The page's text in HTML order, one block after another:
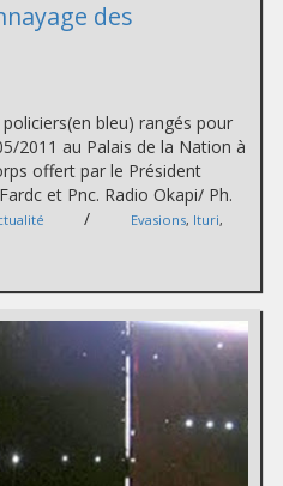
des
bleu) rangés pour
2011 au Palais de la Nation à
offert par le Président
et Pnc. Radio Okapi/ Ph.
/ Evasions, Ituri,